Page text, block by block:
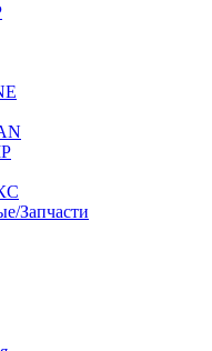
Запчасти